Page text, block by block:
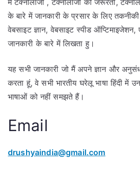
मैं टेक्नोलॉजी , टेक्नोलॉजी की जरूरतों,
के बारे में जानकारी के प्रसार के लिए तकनीकी
वेबसाइट ज्ञान, वेबसाइट स्पीड
जानकारी के बारे में लिखता हु।
यह सभी जानकारी जो मैं अपने ज्ञान और
करता हूं, वे सभी भारतीय घरेलू भाषा हिंदी में
भाषाओं को नहीं समझते हैं।
Email
drushyaindia@gmail.com